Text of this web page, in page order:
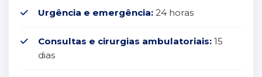
Urgência e emergência: 24 horas
Consultas e cirurgias ambulatoriais: 15
dias